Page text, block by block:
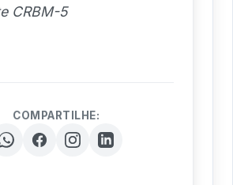
CRBM-5
COMPARTILHE: